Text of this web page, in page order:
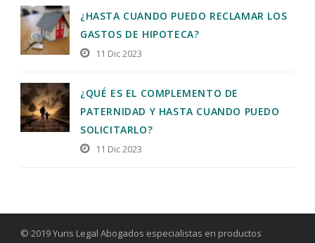
¿HASTA CUANDO PUEDO RECLAMAR LOS
GASTOS DE HIPOTECA?
11 Dic 2023
¿QUÉ ES EL COMPLEMENTO DE
PATERNIDAD Y HASTA CUANDO PUEDO
SOLICITARLO?
11 Dic 2023
© 2019 Yuris Legal Abogados especialistas en productos